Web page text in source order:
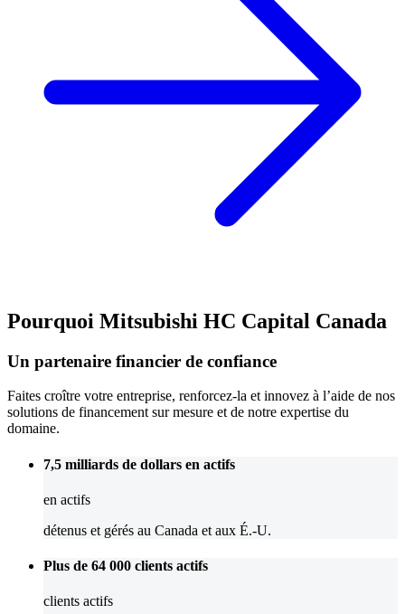
Pourquoi Mitsubishi HC Capital Canada
Un partenaire financier de confiance
Faites croître votre entreprise, renforcez-la et innovez à l’aide de nos
solutions de financement sur mesure et de notre expertise du
domaine.
7,5 milliards de dollars en actifs
en actifs
détenus et gérés au Canada et aux É.-U.
Plus de 64 000 clients actifs
clients actifs